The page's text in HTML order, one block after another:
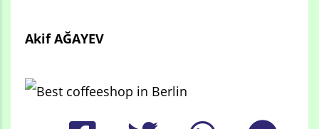
Akif AĞAYEV